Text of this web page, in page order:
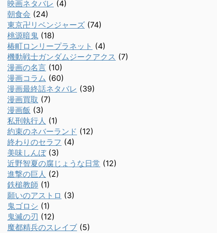
映画ネタバレ (4)
朝食会 (24)
東京卍リベンジャーズ (74)
桃源暗鬼 (18)
椿町ロンリープラネット (4)
機動戦士ガンダムジークアクス (7)
漫画の名言 (10)
漫画コラム (60)
漫画最終話ネタバレ (39)
漫画買取 (7)
漫画飯 (3)
私刑執行人 (1)
約束のネバーランド (12)
終わりのセラフ (4)
美味しんぼ(3)
近野智夏の腐じょうな日常 (12)
進撃の巨人 (2)
鉄槌教師 (1)
願いのアストロ (3)
鬼ゴロシ (1)
鬼滅の刃 (12)
魔都精兵のスレイブ (5)